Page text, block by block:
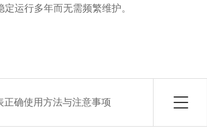
运行多年而无需频繁维护。
正确使用方法与注意事项